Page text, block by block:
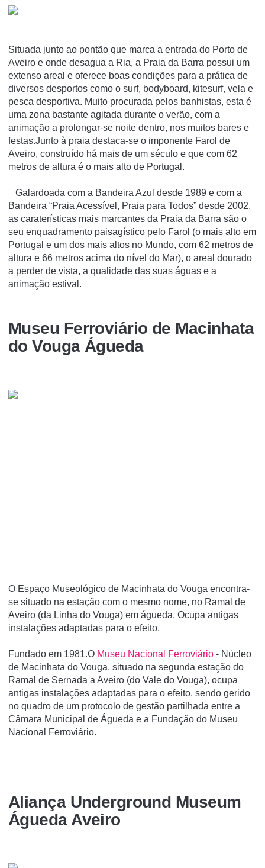
Situada junto ao pontão que marca a entrada do Porto de
Aveiro e onde desagua a Ria, a Praia da Barra possui um
extenso areal e oferece boas condições para a prática de
diversos desportos como o surf, bodyboard, kitesurf, vela e
pesca desportiva. Muito procurada pelos banhistas, esta é
uma zona bastante agitada durante o verão, com a
animação a prolongar-se noite dentro, nos muitos bares e
festas.Junto à praia destaca-se o imponente Farol de
Aveiro, construído há mais de um século e que com 62
metros de altura é o mais alto de Portugal.
Galardoada com a Bandeira Azul desde 1989 e com a
Bandeira “Praia Acessível, Praia para Todos” desde 2002,
as caraterísticas mais marcantes da Praia da Barra são o
seu enquadramento paisagístico pelo Farol (o mais alto em
Portugal e um dos mais altos no Mundo, com 62 metros de
altura e 66 metros acima do nível do Mar), o areal dourado
a perder de vista, a qualidade das suas águas e a
animação estival.
Museu Ferroviário de Macinhata
do Vouga Águeda
O Espaço Museológico de Macinhata do Vouga encontra-
se situado na estação com o mesmo nome, no Ramal de
Aveiro (da Linha do Vouga) em águeda. Ocupa antigas
instalações adaptadas para o efeito.
Fundado em 1981.O Museu Nacional Ferroviário - Núcleo
de Macinhata do Vouga, situado na segunda estação do
Ramal de Sernada a Aveiro (do Vale do Vouga), ocupa
antigas instalações adaptadas para o efeito, sendo gerido
no quadro de um protocolo de gestão partilhada entre a
Câmara Municipal de Águeda e a Fundação do Museu
Nacional Ferroviário.
Aliança Underground Museum
Águeda Aveiro